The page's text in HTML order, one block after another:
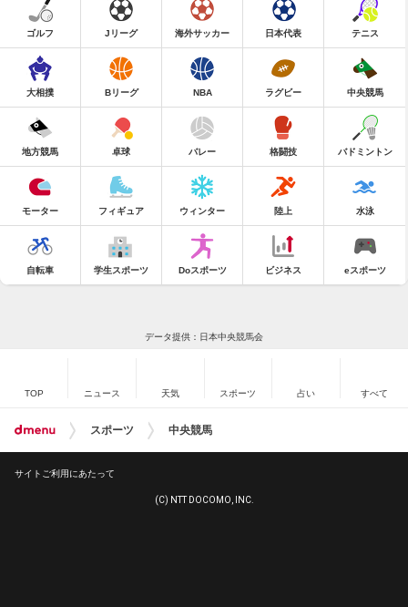
ゴルフ Jリーグ 海外サッカー 日本代表 テニス
大相撲 Bリーグ NBA ラグビー 中央競馬
地方競馬 卓球 バレー 格闘技 バドミントン
モーター フィギュア ウィンター 陸上 水泳
自転車 学生スポーツ Doスポーツ ビジネス eスポーツ
データ提供：日本中央競馬会
TOP ニュース 天気 スポーツ 占い すべて
スポーツ 中央競馬
サイトご利用にあたって
(C) NTT DOCOMO, INC.